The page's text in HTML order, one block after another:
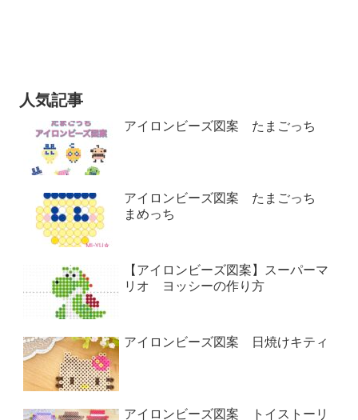
人気記事
アイロンビーズ図案 たまごっち
アイロンビーズ図案 たまごっち
まめっち
【アイロンビーズ図案】スーパーマ
リオ ヨッシーの作り方
アイロンビーズ図案 日焼けキティ
アイロンビーズ図案 トイストーリ